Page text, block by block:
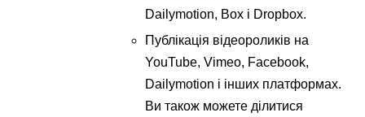
Dailymotion, Box і Dropbox.
Публікація відеороликів на
YouTube, Vimeo, Facebook,
Dailymotion і інших платформах.
Ви також можете ділитися